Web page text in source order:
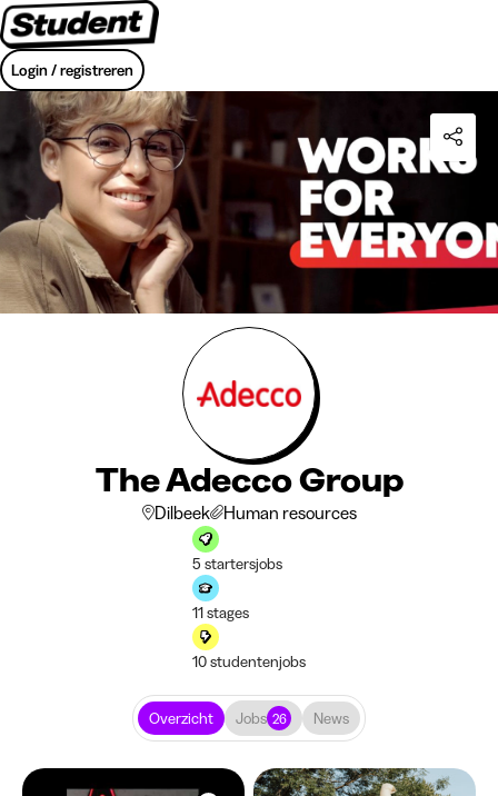
Login / registreren
The Adecco Group
Dilbeek Human resources
5 startersjobs
11 stages
10 studentenjobs
Overzicht Jobs 26 News